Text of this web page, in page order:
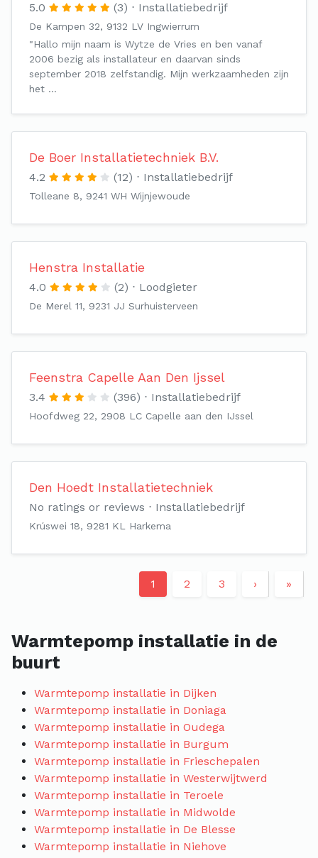
5.0 (3) Installatiebedrijf
De Kampen 32, 9132 LV Ingwierrum
"Hallo mijn naam is Wytze de Vries en ben vanaf
2006 bezig als installateur en daarvan sinds
september 2018 zelfstandig. Mijn werkzaamheden zijn
het …
De Boer Installatietechniek B.V.
4.2 (12) Installatiebedrijf
Tolleane 8, 9241 WH Wijnjewoude
Henstra Installatie
4.0 (2) Loodgieter
De Merel 11, 9231 JJ Surhuisterveen
Feenstra Capelle Aan Den Ijssel
3.4 (396) Installatiebedrijf
Hoofdweg 22, 2908 LC Capelle aan den IJssel
Den Hoedt Installatietechniek
No ratings or reviews Installatiebedrijf
Krúswei 18, 9281 KL Harkema
1 2 3 › »
Warmtepomp installatie in de
buurt
Warmtepomp installatie in Dijken
Warmtepomp installatie in Doniaga
Warmtepomp installatie in Oudega
Warmtepomp installatie in Burgum
Warmtepomp installatie in Frieschepalen
Warmtepomp installatie in Westerwijtwerd
Warmtepomp installatie in Teroele
Warmtepomp installatie in Midwolde
Warmtepomp installatie in De Blesse
Warmtepomp installatie in Niehove